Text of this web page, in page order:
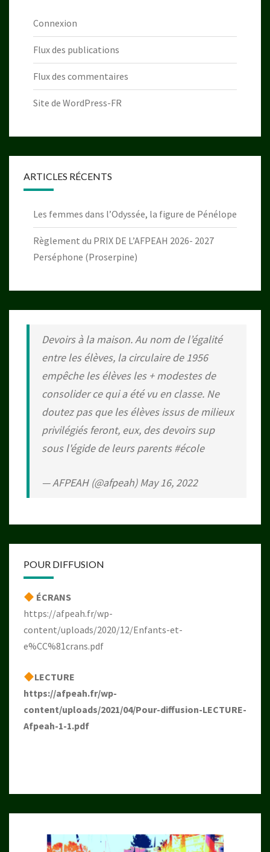
Connexion
Flux des publications
Flux des commentaires
Site de WordPress-FR
ARTICLES RÉCENTS
Les femmes dans l’Odyssée, la figure de Pénélope
Règlement du PRIX DE L’AFPEAH 2026- 2027
Perséphone (Proserpine)
Devoirs à la maison. Au nom de l’égalité
entre les élèves, la circulaire de 1956
empêche les élèves les + modestes de
consolider ce qui a été vu en classe. Ne
doutez pas que les élèves issus de milieux
privilégiés feront, eux, des devoirs sup
sous l'égide de leurs parents#école
— AFPEAH (@afpeah)May 16, 2022
POUR DIFFUSION
ÉCRANS
https://afpeah.fr/wp-
content/uploads/2020/12/Enfants-et-
e%CC%81crans.pdf
LECTURE
https://afpeah.fr/wp-
content/uploads/2021/04/Pour-diffusion-LECTURE-
Afpeah-1-1.pdf